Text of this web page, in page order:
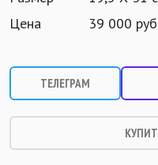
Цена
39 000 руб
ТЕЛЕГРАМ